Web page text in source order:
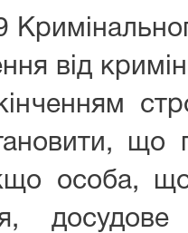
від
що
особа,
досудове